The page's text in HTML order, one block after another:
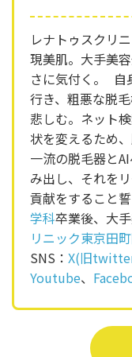
レナトゥスクリ
現美肌。大手美
さに気付く。 自
行き、粗悪な脱
悲しむ。ネット
状を変えるため
一流の脱毛器と
み出し、それを
貢献をすること
学科卒業後、大
リニック東京田
SNS： X(旧
Youtube、